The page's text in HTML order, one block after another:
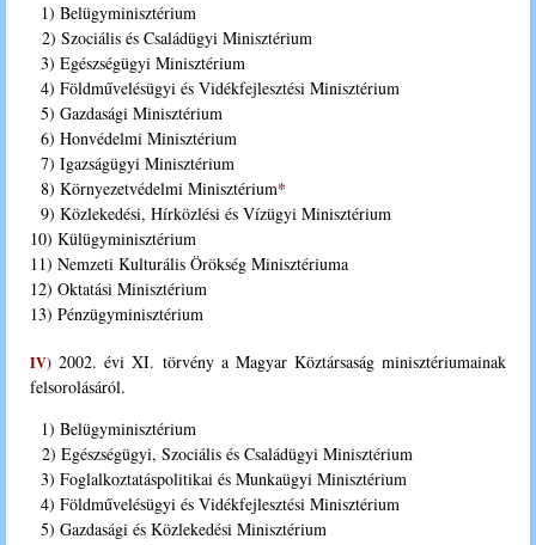
1) Belügyminisztérium
2) Szociális és Családügyi Minisztérium
3) Egészségügyi Minisztérium
4) Földművelésügyi és Vidékfejlesztési Minisztérium
5) Gazdasági Minisztérium
6) Honvédelmi Minisztérium
7) Igazságügyi Minisztérium
8) Környezetvédelmi Minisztérium*
9) Közlekedési, Hírközlési és Vízügyi Minisztérium
10) Külügyminisztérium
11) Nemzeti Kulturális Örökség Minisztériuma
12) Oktatási Minisztérium
13) Pénzügyminisztérium
IV) 2002. évi XI. törvény a Magyar Köztársaság minisztériumainak
felsorolásáról.
1) Belügyminisztérium
2) Egészségügyi, Szociális és Családügyi Minisztérium
3) Foglalkoztatáspolitikai és Munkaügyi Minisztérium
4) Földművelésügyi és Vidékfejlesztési Minisztérium
5) Gazdasági és Közlekedési Minisztérium